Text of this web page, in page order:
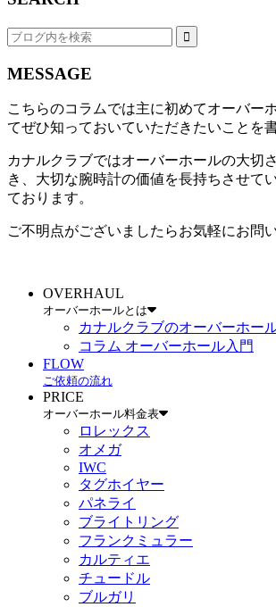
MESSAGE
こちらのコラムでは主に初めてオーバー
てぜひ知っておいていただきたいことを
カナルクラブではオーバーホールの大切
き、大切な腕時計の価値を長持ちさせて
ております。
ご不明点がございましたらお気軽にお問
OVERHAUL
オーバーホールとは
カナルクラブのオーバーホー
コラム オーバーホール入門
FLOW
ご依頼の流れ
PRICE
オーバーホール料金表
ロレックス
オメガ
IWC
タグホイヤー
パネライ
ブライトリング
フランクミュラー
カルティエ
チュードル
ブルガリ